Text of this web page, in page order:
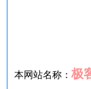
本网站名称： 极